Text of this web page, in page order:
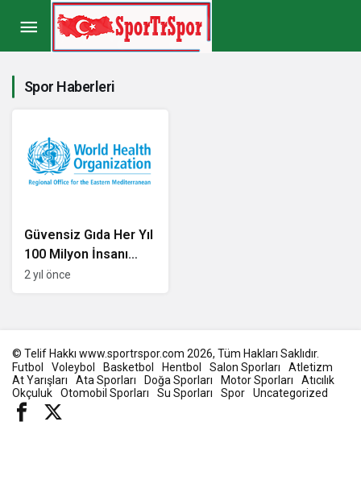
Spor Haberleri
Güvensiz Gıda Her Yıl
100 Milyon İnsanı
Hasta Ediyor!
2 yıl önce
© Telif Hakkı www.sportrspor.com 2026, Tüm Hakları Saklıdır.
Futbol
Voleybol Basketbol Hentbol Salon Sporları
Atletizm
At Yarışları
Ata Sporları Doğa Sporları Motor Sporları
Atıcılık
Okçuluk
Otomobil Sporları Su Sporları Spor Uncategorized